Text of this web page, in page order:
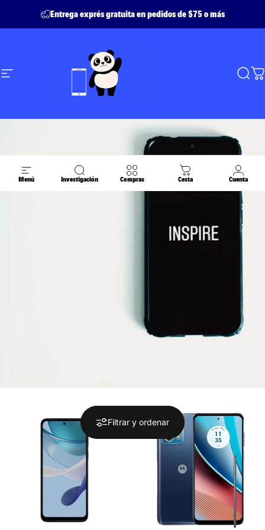
Entrega exprés gratuita en pedidos de $75 o más
NavegaciónAchetetoncell - Buyyourcellphone
Menú Investigación Compras Cesta Cuenta
Filtrar y ordenar